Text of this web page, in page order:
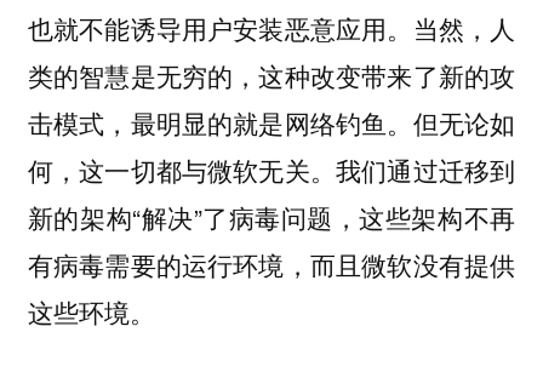
也就不能诱导用户安装恶意应用。当然，人
类的智慧是无穷的，这种改变带来了新的攻
击模式，最明显的就是网络钓鱼。但无论如
何，这一切都与微软无关。我们通过迁移到
新的架构“解决”了病毒问题，这些架构不再
有病毒需要的运行环境，而且微软没有提供
这些环境。